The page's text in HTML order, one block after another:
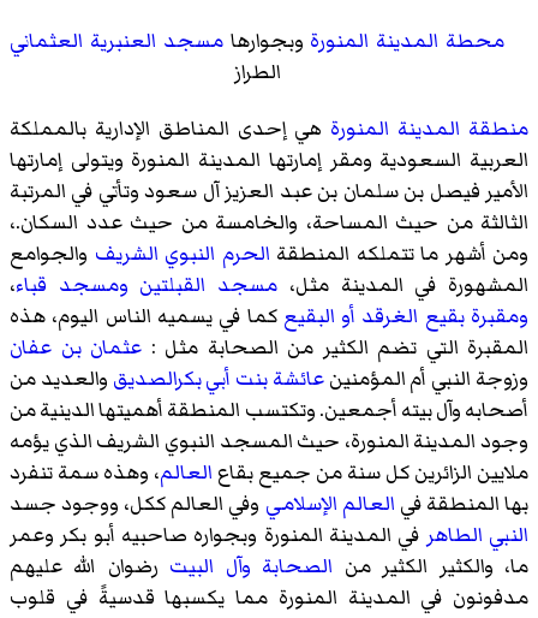
محطة المدينة المنورة وبجوارهامسجد العنبرية العثماني
الطراز
منطقة المدينة المنورة هي إحدى المناطق الإدارية بالمملكة
العربية السعودية ومقر إمارتها المدينة المنورة ويتولى إمارتها
الأمير فيصل بن سلمان بن عبد العزيز آل سعود وتأتي في المرتبة
الثالثة من حيث المساحة، والخامسة من حيث عدد السكان.،
ومن أشهر ما تتملكه المنطقة الحرم النبوي الشريف والجوامع
المشهورة في المدينة مثل، مسجد القبلتين ومسجد قباء،
ومقبرة بقيع الغرقد أو البقيع كما في يسميه الناس اليوم، هذه
المقبرة التي تضم الكثير من الصحابة مثل : عثمان بن عفان
وزوجة النبي أم المؤمنينعائشة بنت أبي بكرالصديق والعديد من
أصحابه وآل بيته أجمعين. وتكتسب المنطقة أهميتها الدينية من
وجود المدينة المنورة، حيث المسجد النبوي الشريف الذي يؤمه
ملايين الزائرين كل سنة من جميع بقاع العالم، وهذه سمة تنفرد
بها المنطقة في العالم الإسلامي وفي العالم ككل، ووجود جسد
النبي الطاهر في المدينة المنورة وبجواره صاحبيه أبو بكر وعمر
ما، والكثير الكثير من الصحابة وآل البيت رضوان الله عليهم
مدفونون في المدينة المنورة مما يكسبها قدسيةً في قلوب